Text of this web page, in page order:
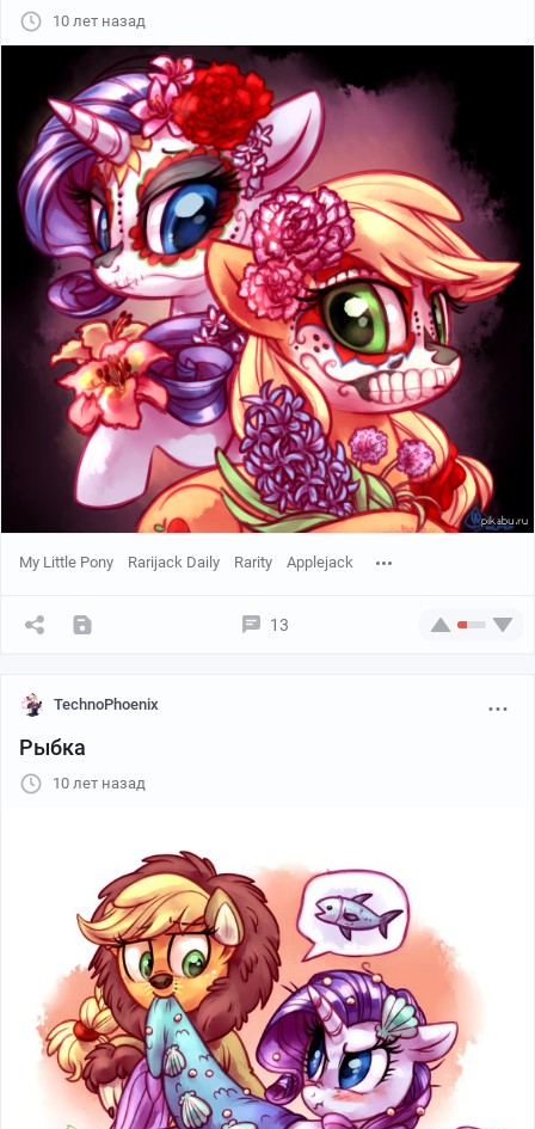
10 лет назад
My Little Pony Rarijack Daily Rarity Applejack
13
TechnoPhoenix
Рыбка
10 лет назад